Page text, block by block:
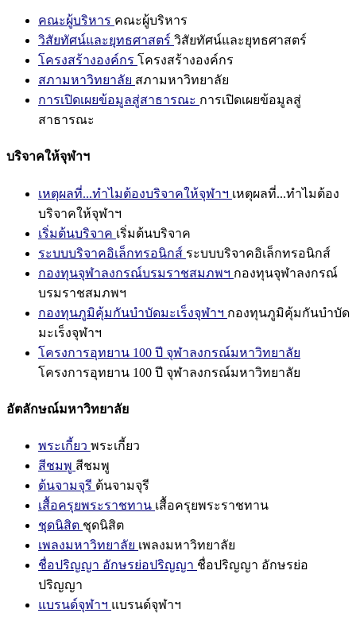
คณะผู้บริหาร คณะผู้บริหาร
วิสัยทัศน์และยุทธศาสตร์ วิสัยทัศน์และยุทธศาสตร์
โครงสร้างองค์กร โครงสร้างองค์กร
สภามหาวิทยาลัย สภามหาวิทยาลัย
การเปิดเผยข้อมูลสู่สาธารณะ การเปิดเผยข้อมูลสู่
สาธารณะ
บริจาคให้จุฬาฯ
เหตุผลที่...ทำไมต้องบริจาคให้จุฬาฯ เหตุผลที่...ทำไมต้อง
บริจาคให้จุฬาฯ
เริ่มต้นบริจาค เริ่มต้นบริจาค
ระบบบริจาคอิเล็กทรอนิกส์ ระบบบริจาคอิเล็กทรอนิกส์
กองทุนจุฬาลงกรณ์บรมราชสมภพฯ กองทุนจุฬาลงกรณ์
บรมราชสมภพฯ
กองทุนภูมิคุ้มกันบำบัดมะเร็งจุฬาฯ กองทุนภูมิคุ้มกันบำบัด
มะเร็งจุฬาฯ
โครงการอุทยาน 100 ปี จุฬาลงกรณ์มหาวิทยาลัย
โครงการอุทยาน 100 ปี จุฬาลงกรณ์มหาวิทยาลัย
อัตลักษณ์มหาวิทยาลัย
พระเกี้ยว พระเกี้ยว
สีชมพู สีชมพู
ต้นจามจุรี ต้นจามจุรี
เสื้อครุยพระราชทาน เสื้อครุยพระราชทาน
ชุดนิสิต ชุดนิสิต
เพลงมหาวิทยาลัย เพลงมหาวิทยาลัย
ชื่อปริญญา อักษรย่อปริญญา ชื่อปริญญา อักษรย่อ
ปริญญา
แบรนด์จุฬาฯ แบรนด์จุฬาฯ